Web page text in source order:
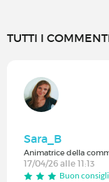
TUTTI I
Sara_B
Animatrice della
17/04/26 alle 11:13
Buon